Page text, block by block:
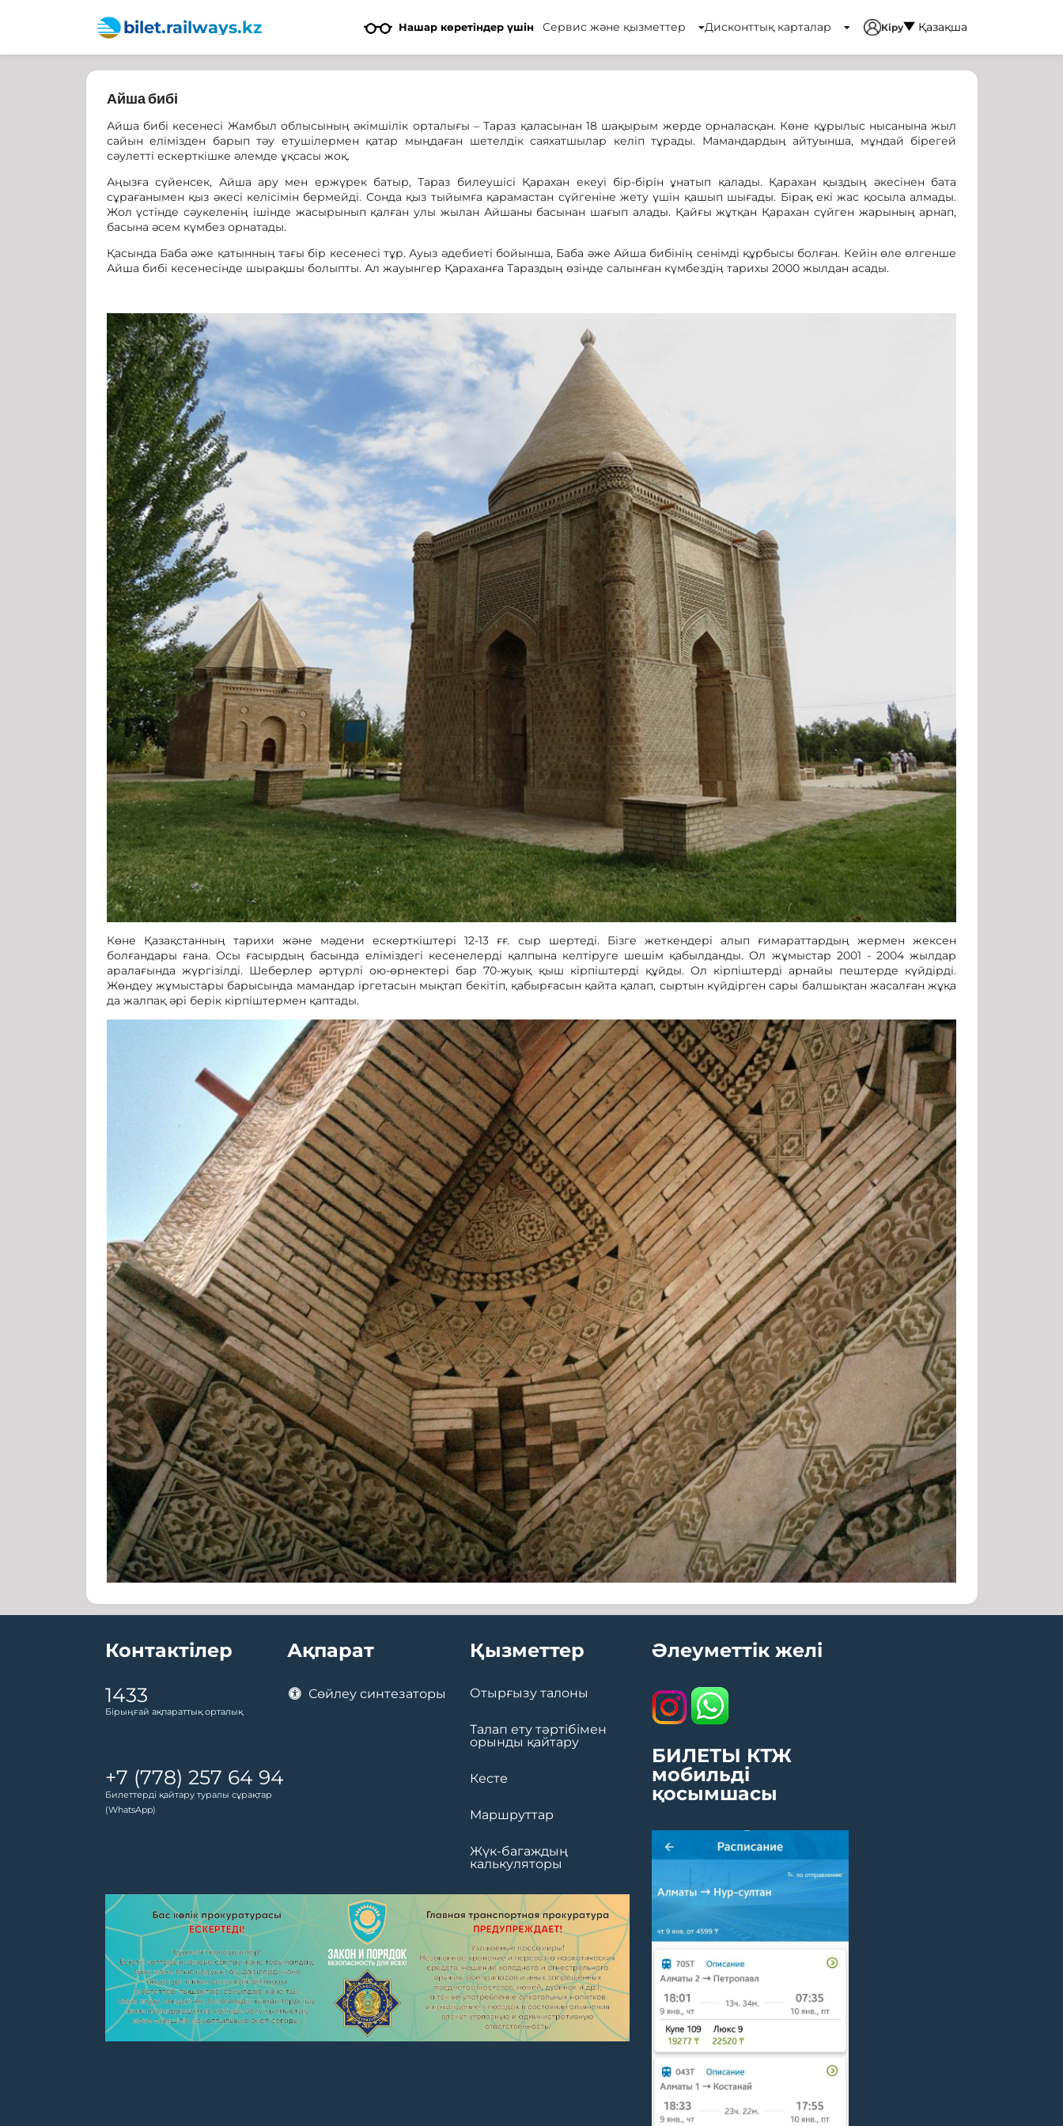
bilet.railways.kz Нашар көретіндер үшін Сервис және қызметтер Дисконттық карталар Кіру Қазақша
Айша бибі
Айша бибі кесенесі Жамбыл облысының әкімшілік орталығы – Тараз қаласынан 18 шақырым жерде орналасқан. Көне құрылыс нысанына жыл
сайын елімізден барып тәу етушілермен қатар мыңдаған шетелдік саяхатшылар келіп тұрады. Мамандардың айтуынша, мұндай бірегей
сәулетті ескерткішке әлемде ұқсасы жоқ.
Аңызға сүйенсек, Айша ару мен ержүрек батыр, Тараз билеушісі Қарахан екеуі бір-бірін ұнатып қалады. Қарахан қыздың әкесінен бата
сұрағанымен қыз әкесі келісімін бермейді. Сонда қыз тыйымға қарамастан сүйгеніне жету үшін қашып шығады. Бірақ екі жас қосыла алмады.
Жол үстінде сәукеленің ішінде жасырынып қалған улы жылан Айшаны басынан шағып алады. Қайғы жұтқан Қарахан сүйген жарының арнап,
басына әсем күмбез орнатады.
Қасында Баба әже қатынның тағы бір кесенесі тұр. Ауыз әдебиеті бойынша, Баба әже Айша бибінің сенімді құрбысы болған. Кейін өле өлгенше
Айша бибі кесенесінде шырақшы болыпты. Ал жауынгер Қараханға Тараздың өзінде салынған күмбездің тарихы 2000 жылдан асады.
Көне Қазақстанның тарихи және мәдени ескерткіштері 12-13 ғғ. сыр шертеді. Бізге жеткендері алып ғимараттардың жермен жексен
болғандары ғана. Осы ғасырдың басында еліміздегі кесенелерді қалпына келтіруге шешім қабылданды. Ол жұмыстар 2001 - 2004 жылдар
аралағында жүргізілді. Шеберлер әртүрлі ою-өрнектері бар 70-жуық қыш кірпіштерді құйды. Ол кірпіштерді арнайы пештерде күйдірді.
Жөндеу жұмыстары барысында мамандар іргетасын мықтап бекітіп, қабырғасын қайта қалап, сыртын күйдірген сары балшықтан жасалған жұқа
да жалпақ әрі берік кірпіштермен қаптады.
Контактілер
1433
Бірыңғай ақпараттық орталық
+7 (778) 257 64 94
Билеттерді қайтару туралы сұрақтар
(WhatsApp)
Ақпарат
Сөйлеу синтезаторы
Қызметтер
Отырғызу талоны
Талап ету тәртібімен
орынды қайтару
Кесте
Маршруттар
Жүк-багаждың
калькуляторы
Әлеуметтік желі
БИЛЕТЫ КТЖ
мобильді
қосымшасы